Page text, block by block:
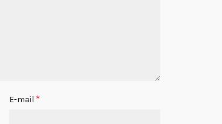
E-mail *